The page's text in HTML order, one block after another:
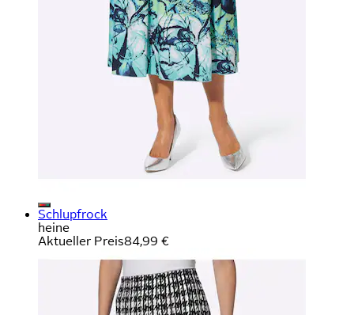
Schlupfrock
heine
Aktueller Preis84,99 €